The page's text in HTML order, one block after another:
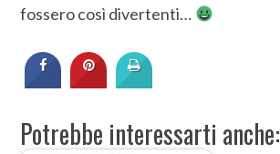
fossero così divertenti…
Potrebbe interessarti anche: